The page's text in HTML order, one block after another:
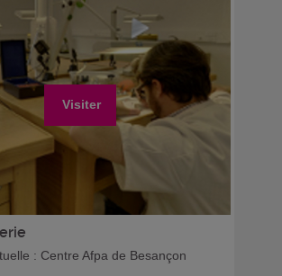
Visiter
: Centre Afpa de Besançon